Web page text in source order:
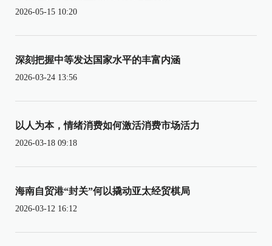
2026-05-15 10:20
深刻把握中等发达国家水平的丰富内涵
2026-03-24 13:56
以人为本，情绪消费如何激活消费市场活力
2026-03-18 09:18
海南自贸港“封关”何以撬动亚太经贸棋局
2026-03-12 16:12